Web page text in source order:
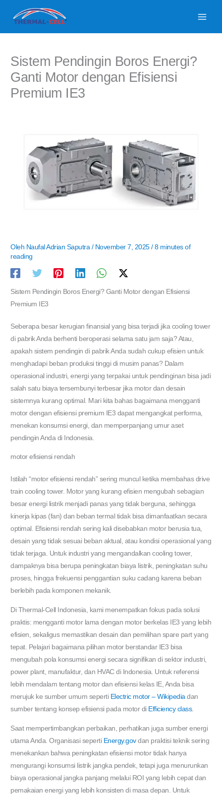
Sistem Pendingin Boros Energi?
Ganti Motor dengan Efisiensi
Premium IE3
Oleh Naufal Adrian Saputra / November 7, 2025/8 minutes of
reading
Sistem Pendingin Boros Energi? Ganti Motor dengan Efisiensi
Premium IE3
Seberapa besar kerugian finansial yang bisa terjadi jika cooling tower
di pabrik Anda berhenti beroperasi selama satu jam saja? Atau,
apakah sistem pendingin di pabrik Anda sudah cukup efisien untuk
menghadapi beban produksi tinggi di musim panas? Dalam
operasional industri, energi yang terpakai untuk pendinginan bisa jadi
salah satu biaya tersembunyi terbesar jika motor dan desain
sistemnya kurang optimal. Mari kita bahas bagaimana mengganti
motor dengan efisiensi premium IE3 dapat mengangkat performa,
menekan konsumsi energi, dan memperpanjang umur aset
pendingin Anda di Indonesia.
motor efisiensi rendah
Istilah “motor efisiensi rendah” sering muncul ketika membahas drive
train cooling tower. Motor yang kurang efisien mengubah sebagian
besar energi listrik menjadi panas yang tidak berguna, sehingga
kinerja kipas (fan) dan beban termal tidak bisa dimanfaatkan secara
optimal. Efisiensi rendah sering kali disebabkan motor berusia tua,
desain yang tidak sesuai beban aktual, atau kondisi operasional yang
tidak terjaga. Untuk industri yang mengandalkan cooling tower,
dampaknya bisa berupa peningkatan biaya listrik, peningkatan suhu
proses, hingga frekuensi penggantian suku cadang karena beban
berlebih pada komponen mekanik.
Di Thermal-Cell Indonesia, kami menempatkan fokus pada solusi
praktis: mengganti motor lama dengan motor berkelas IE3 yang lebih
efisien, sekaligus memastikan desain dan pemilihan spare part yang
tepat. Pelajari bagaimana pilihan motor berstandar IE3 bisa
mengubah pola konsumsi energi secara signifikan di sektor industri,
power plant, manufaktur, dan HVAC di Indonesia. Untuk referensi
lebih mendalam tentang motor dan efisiensi kelas IE, Anda bisa
merujuk ke sumber umum seperti Electric motor – Wikipediadan
sumber tentang konsep efisiensi pada motor di Efficiency class.
Saat mempertimbangkan perbaikan, perhatikan juga sumber energi
utama Anda. Organisasi seperti Energy.govdan praktisi teknik sering
menekankan bahwa peningkatan efisiensi motor tidak hanya
mengurangi konsumsi listrik jangka pendek, tetapi juga menurunkan
biaya operasional jangka panjang melalui ROI yang lebih cepat dan
pemakaian energi yang lebih konsisten di masa depan. Untuk